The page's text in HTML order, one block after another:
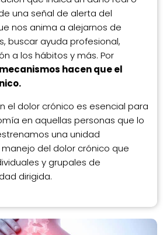
una señal de alerta del
nos anima a alejarnos de
buscar ayuda profesional,
a los hábitos y más. Por
hacen que el
el dolor crónico es esencial para
en aquellas personas que lo
una unidad
del dolor crónico que
y grupales de
dirigida.